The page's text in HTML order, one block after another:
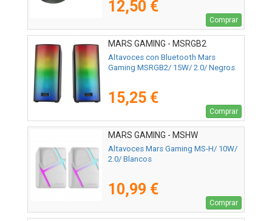
12,50 €
Comprar
MARS GAMING - MSRGB2
Altavoces con Bluetooth Mars
Gaming MSRGB2/ 15W/ 2.0/ Negros
15,25 €
Comprar
MARS GAMING - MSHW
Altavoces Mars Gaming MS-H/ 10W/
2.0/ Blancos
10,99 €
Comprar